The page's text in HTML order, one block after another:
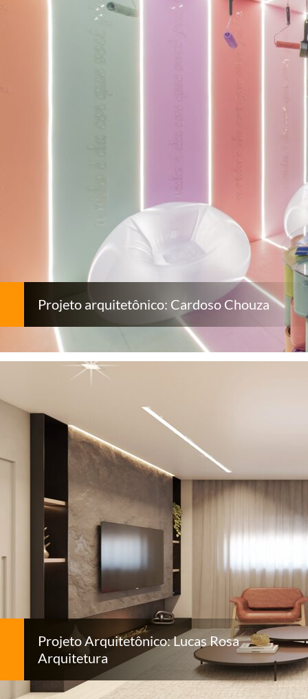
Projeto arquitetônico: Cardoso Chouza
Projeto Arquitetônico: Lucas Rosa
Arquitetura